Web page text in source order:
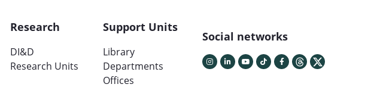
Research
DI&D
Research Units
Support Units
Library
Departments
Offices
Social networks